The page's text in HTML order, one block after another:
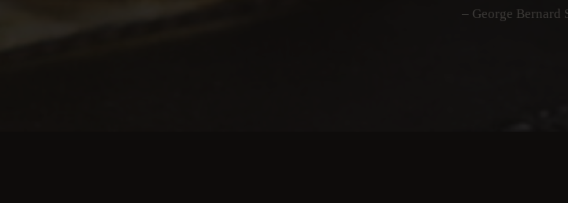
– George Bernard